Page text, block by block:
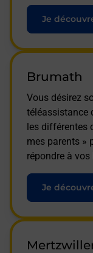
Je
Brumath
Vous désirez
téléassistance
les différentes
mes parents »
répondre à
Je